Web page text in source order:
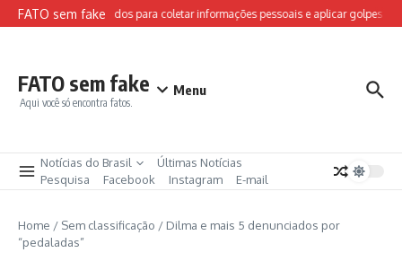
Ir para o conteúdo
FATO sem fake
da FIFA são usados para coletar informações pessoais e aplicar golpes
FATO sem fake
Aqui você só encontra fatos.
Menu
Notícias do Brasil
Últimas Notícias
Pesquisa
Facebook Instagram E-mail
Home / Sem classificação / Dilma e mais 5 denunciados por
“pedaladas”